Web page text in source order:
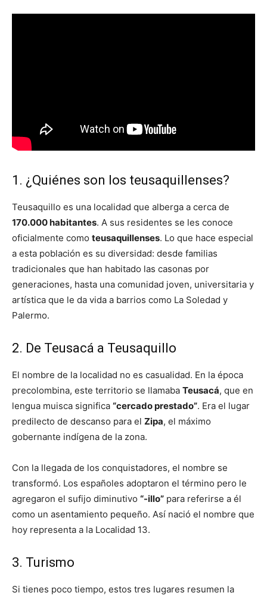
1. ¿Quiénes son los teusaquillenses?
Teusaquillo es una localidad que alberga a cerca de
170.000 habitantes. A sus residentes se les conoce
oficialmente como teusaquillenses. Lo que hace especial
a esta población es su diversidad: desde familias
tradicionales que han habitado las casonas por
generaciones, hasta una comunidad joven, universitaria y
artística que le da vida a barrios como La Soledad y
Palermo.
2. De Teusacá a Teusaquillo
El nombre de la localidad no es casualidad. En la época
precolombina, este territorio se llamaba Teusacá, que en
lengua muisca significa “cercado prestado”. Era el lugar
predilecto de descanso para el Zipa, el máximo
gobernante indígena de la zona.
Con la llegada de los conquistadores, el nombre se
transformó. Los españoles adoptaron el término pero le
agregaron el sufijo diminutivo “-illo” para referirse a él
como un asentamiento pequeño. Así nació el nombre que
hoy representa a la Localidad 13.
3. Turismo
Si tienes poco tiempo, estos tres lugares resumen la